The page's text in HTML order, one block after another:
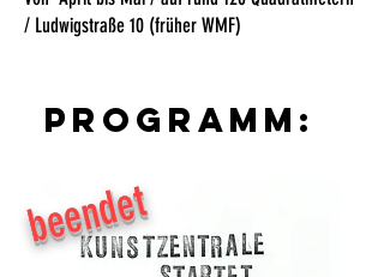
/ Ludwigstraße 10 (früher WMF)
Programm:
beendet